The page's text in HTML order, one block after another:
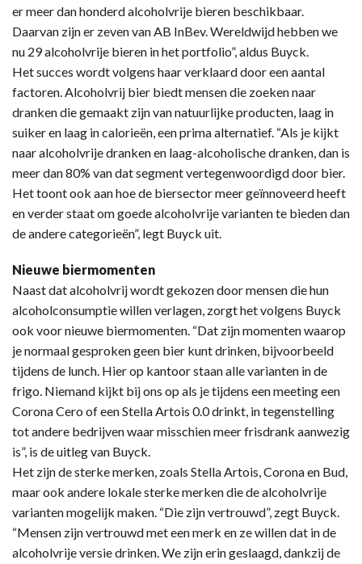
er meer dan honderd alcoholvrije bieren beschikbaar.
Daarvan zijn er zeven van AB InBev. Wereldwijd hebben we
nu 29 alcoholvrije bieren in het portfolio”, aldus Buyck.
Het succes wordt volgens haar verklaard door een aantal
factoren. Alcoholvrij bier biedt mensen die zoeken naar
dranken die gemaakt zijn van natuurlijke producten, laag in
suiker en laag in calorieën, een prima alternatief. “Als je kijkt
naar alcoholvrije dranken en laag-alcoholische dranken, dan is
meer dan 80% van dat segment vertegenwoordigd door bier.
Het toont ook aan hoe de biersector meer geïnnoveerd heeft
en verder staat om goede alcoholvrije varianten te bieden dan
de andere categorieën”, legt Buyck uit.
Nieuwe biermomenten
Naast dat alcoholvrij wordt gekozen door mensen die hun
alcoholconsumptie willen verlagen, zorgt het volgens Buyck
ook voor nieuwe biermomenten. “Dat zijn momenten waarop
je normaal gesproken geen bier kunt drinken, bijvoorbeeld
tijdens de lunch. Hier op kantoor staan alle varianten in de
frigo. Niemand kijkt bij ons op als je tijdens een meeting een
Corona Cero of een Stella Artois 0.0 drinkt, in tegenstelling
tot andere bedrijven waar misschien meer frisdrank aanwezig
is”, is de uitleg van Buyck.
Het zijn de sterke merken, zoals Stella Artois, Corona en Bud,
maar ook andere lokale sterke merken die de alcoholvrije
varianten mogelijk maken. “Die zijn vertrouwd”, zegt Buyck.
“Mensen zijn vertrouwd met een merk en ze willen dat in de
alcoholvrije versie drinken. We zijn erin geslaagd, dankzij de